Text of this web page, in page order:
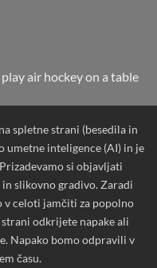
spletne strani (besedila in
umetne inteligence (AI) in je
si objavljati
slikovno gradivo. Zaradi
v celoti jamčiti za popolno
odkrijete napake ali
Napako bomo odpravili v
času.